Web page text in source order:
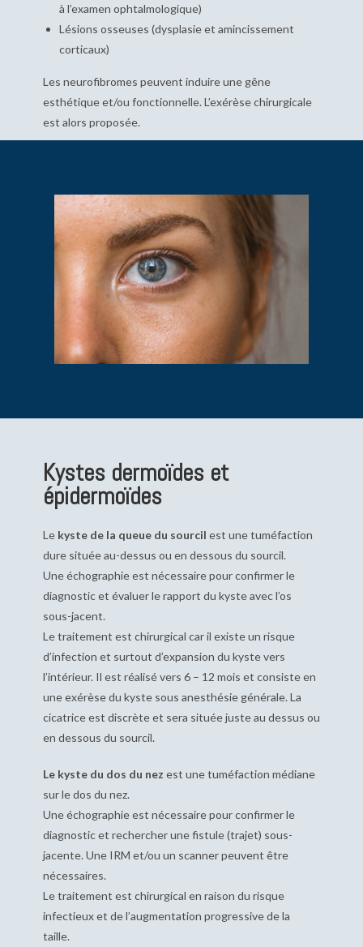
à l’examen ophtalmologique)
Lésions osseuses (dysplasie et amincissement
corticaux)
Les neurofibromes peuvent induire une gêne
esthétique et/ou fonctionnelle. L’exérèse chirurgicale
est alors proposée.
Kystes dermoïdes et
épidermoïdes
Lekyste de la queue du sourcil est unetuméfaction
dure située au-dessus ou en dessous du sourcil.
Une échographie est nécessaire pour confirmer le
diagnostic et évaluer le rapport du kyste avec l’os
sous-jacent.
Le traitement est chirurgical car il existe un risque
d’infection et surtout d’expansion du kyste vers
l’intérieur. Il est réalisé vers 6 – 12 mois et consiste en
une exérèse du kyste sous anesthésie générale. La
cicatrice est discrète et sera située juste au dessus ou
en dessous du sourcil.
Le kyste du dos du nez est unetuméfaction médiane
sur le dos du nez.
Une échographie est nécessaire pour confirmer le
diagnostic et rechercher une fistule (trajet) sous-
jacente. Une IRM et/ou un scanner peuvent être
nécessaires.
Le traitement est chirurgical en raison du risque
infectieux et de l’augmentation progressive de la
taille.